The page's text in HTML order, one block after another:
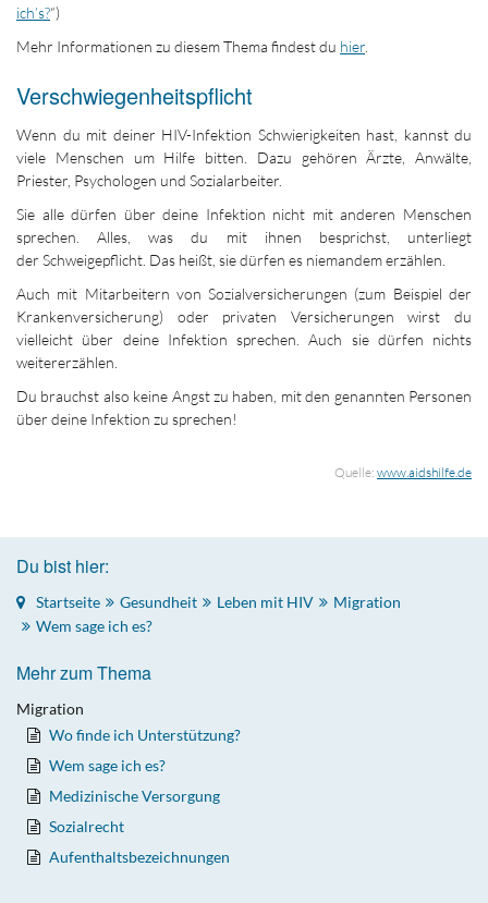
ich’s?“)
Mehr Informationen zu diesem Thema findest du hier
Verschwiegenheitspflicht
Wenn du mit deiner HIV-Infektion Schwierigkeiten hast, kannst du
viele Menschen um Hilfe bitten. Dazu gehören Ärzte, Anwälte,
Priester, Psychologen und Sozialarbeiter.
Sie alle dürfen über deine Infektion nicht mit anderen Menschen
sprechen. Alles, was du mit ihnen besprichst, unterliegt
der Schweigepflicht. Das heißt, sie dürfen es niemandem erzählen.
Auch mit Mitarbeitern von Sozialversicherungen (zum Beispiel der
Krankenversicherung) oder privaten Versicherungen wirst du
vielleicht über deine Infektion sprechen. Auch sie dürfen nichts
weitererzählen.
Du brauchst also keine Angst zu haben, mit den genannten Personen
über deine Infektion zu sprechen!
Quelle: www.aidshilfe.de
Du bist hier:
Startseite Gesundheit Leben mit HIV
Migration
Wem sage ich es?
Mehr zum Thema
Migration
Wo finde ich Unterstützung?
Wem sage ich es?
Medizinische Versorgung
Sozialrecht
Aufenthaltsbezeichnungen